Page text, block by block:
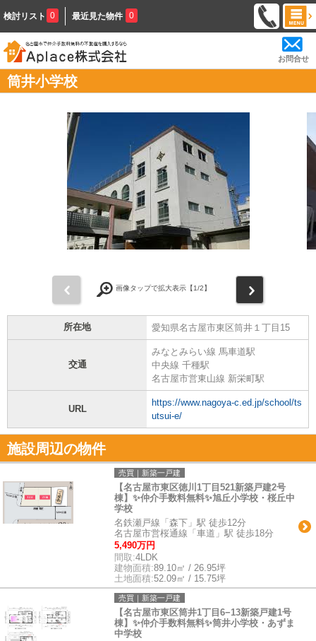
検討リスト 0 最近見た物件 0
お問合せ
筒井小学校
画像タップで拡大表示【1/2】
所在地 愛知県名古屋市東区筒井１丁目15
交通
みなとみらい線 馬車道駅
中央線 千種駅
名古屋市営東山線 新栄町駅
URL
https://www.nagoya-c.ed.jp/school/ts
utsui-e/
施設周辺の物件
売買｜新築一戸建
【名古屋市東区徳川1丁目521新築戸建2号
棟】✨️仲介手数料無料✨️旭丘小学校・桜丘中
学校
名鉄瀬戸線「森下」駅 徒歩12分
名古屋市営桜通線「車道」駅 徒歩18分
5,490万円
間取:4LDK
建物面積:89.10㎡ / 26.95坪
土地面積:52.09㎡ / 15.75坪
売買｜新築一戸建
【名古屋市東区筒井1丁目6−13新築戸建1号
棟】✨️仲介手数料無料✨️筒井小学校・あずま
中学校